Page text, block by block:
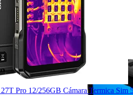
Pro 12/256GB Cámara Termica Sim